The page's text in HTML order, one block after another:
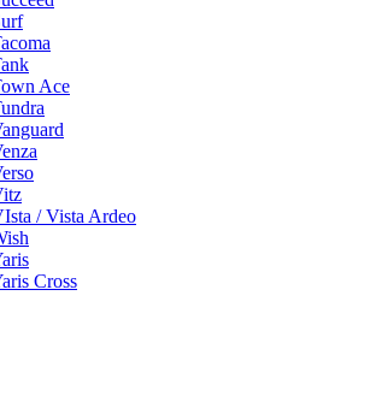
Ace
/ Vista Ardeo
Cross